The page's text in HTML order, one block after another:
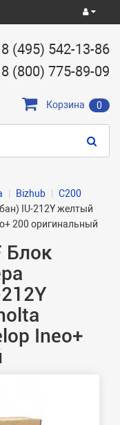
8 (495) 542-13-86
8 (800) 775-89-09
Корзина 0
Bizhub
C200
IU-212Y желтый
200 оригинальный
Блок
Ineo+